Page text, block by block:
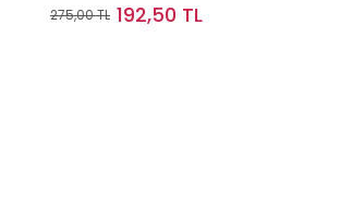
275,00 TL 192,50 TL